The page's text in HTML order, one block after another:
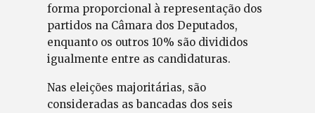
forma proporcional à representação dos
partidos na Câmara dos Deputados,
enquanto os outros 10% são divididos
igualmente entre as candidaturas.
Nas eleições majoritárias, são
consideradas as bancadas dos seis